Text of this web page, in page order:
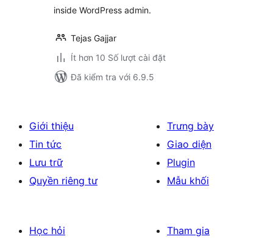
inside WordPress admin.
Tejas Gajjar
Ít hơn 10 Số lượt cài đặt
Đã kiểm tra với 6.9.5
Giới thiệu
Tin tức
Lưu trữ
Quyền riêng tư
Trưng bày
Giao diện
Plugin
Mẫu khối
Học hỏi
Tham gia